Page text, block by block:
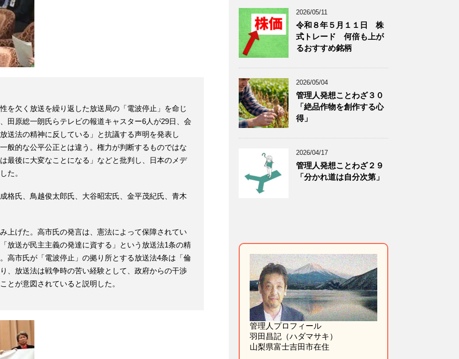
を欠く放送を繰り返した放送局の「電波停止」を命じ
田原総一朗氏らテレビの報道キャスター6人が29日、会
送法の精神に反している」と抗議する声明を発表し
般的な公平公正とは違う。権力が判断するものではな
最後に大変なことになる」などと批判し、日本のメデ
た。
格氏、鳥越俊太郎氏、大谷昭宏氏、金平茂紀氏、青木
上げた。高市氏の発言は、憲法によって保障されてい
放送が民主主義の発達に資する」という放送法1条の精
高市氏が「電波停止」の拠り所とする放送法4条は「倫
、放送法は戦争時の苦い経験として、政府からの干渉
とが意図されていると説明した。
2026/05/11
令和８年５月１１日 株
式トレード 何倍も上が
るおすすめ銘柄
2026/05/04
管理人発想ことわざ３０
「絶品作物を創作する心
得」
2026/04/17
管理人発想ことわざ２９
「分かれ道は自分次第」
管理人プロフィール
羽田昌記（ハダマサキ）
山梨県富士吉田市在住